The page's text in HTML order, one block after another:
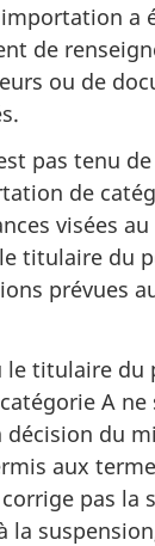
a
de
ou de
pas tenu
de
visées au
titulaire du
prévues
le titulaire du
A ne
décision du
aux
pas la
la